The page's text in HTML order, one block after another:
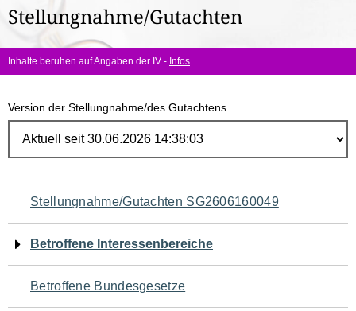
hier:
Stellungnahme/Gutachten
Inhalte beruhen auf Angaben der IV - Infos
Version der Stellungnahme/des Gutachtens
Navigation
für
den
Seiteninhalt
Stellungnahme/Gutachten SG2606160049
Betroffene Interessenbereiche
Betroffene Bundesgesetze